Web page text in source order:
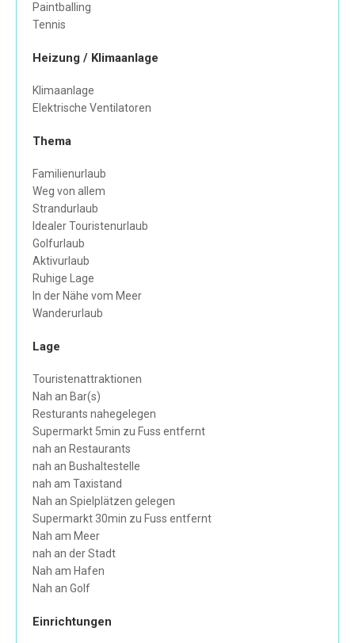
Paintballing
Tennis
Heizung / Klimaanlage
Klimaanlage
Elektrische Ventilatoren
Thema
Familienurlaub
Weg von allem
Strandurlaub
Idealer Touristenurlaub
Golfurlaub
Aktivurlaub
Ruhige Lage
In der Nähe vom Meer
Wanderurlaub
Lage
Touristenattraktionen
Nah an Bar(s)
Resturants nahegelegen
Supermarkt 5min zu Fuss entfernt
nah an Restaurants
nah an Bushaltestelle
nah am Taxistand
Nah an Spielplätzen gelegen
Supermarkt 30min zu Fuss entfernt
Nah am Meer
nah an der Stadt
Nah am Hafen
Nah an Golf
Einrichtungen